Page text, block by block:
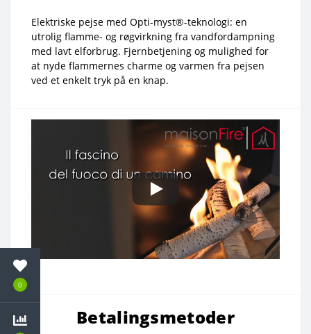
0
Elektriske pejse med Opti-myst®-teknologi: en
utrolig flamme- og røgvirkning fra vandfordampning
med lavt elforbrug. Fjernbetjening og mulighed for
at nyde flammernes charme og varmen fra pejsen
ved et enkelt tryk på en knap.
Betalingsmetoder